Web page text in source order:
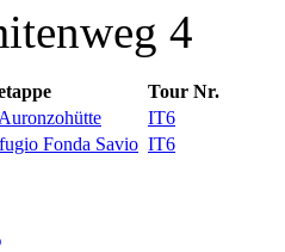
4
Tour Nr.
IT6
Fonda Savio IT6